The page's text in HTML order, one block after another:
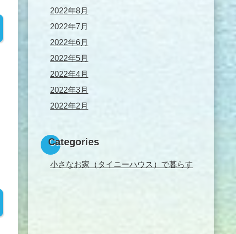
2022年8月
2022年7月
2022年6月
2022年5月
2022年4月
2022年3月
2022年2月
Categories
小さなお家（タイニーハウス）で暮らす